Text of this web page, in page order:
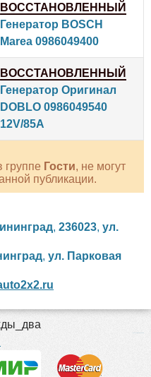
ВОССТАНОВЛЕННЫЙ
Генератор BOSCH
Marea 0986049400
ВОССТАНОВЛЕННЫЙ
Генератор Оригинал
DOBLO 0986049540
12V/85A
группе Гости, не могут
публикации.
, 236023, ул.
, ул. Парковая